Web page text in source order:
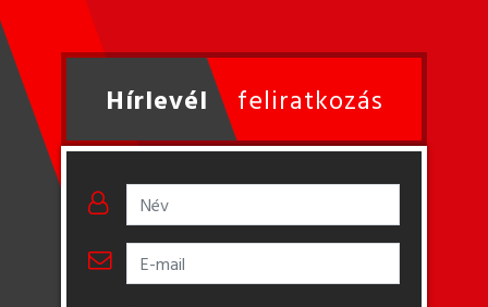
Hírlevél feliratkozás